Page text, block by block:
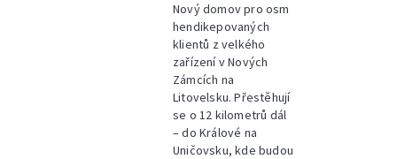
Nový domov pro osm
hendikepovaných
klientů z velkého
zařízení v Nových
Zámcích na
Litovelsku. Přestěhují
se o 12 kilometrů dál
– do Králové na
Uničovsku, kde budou